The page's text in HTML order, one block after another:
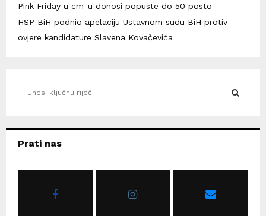
Pink Friday u cm-u donosi popuste do 50 posto
HSP BiH podnio apelaciju Ustavnom sudu BiH protiv
ovjere kandidature Slavena Kovačevića
hPrati nas